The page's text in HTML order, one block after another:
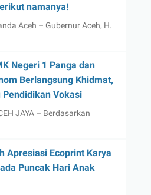
namanya!
Aceh – Gubernur Aceh, H.
Negeri 1 Panga dan
Berlangsung Khidmat,
Vokasi
JAYA – Berdasarkan
Apresiasi Ecoprint Karya
Puncak Hari Anak